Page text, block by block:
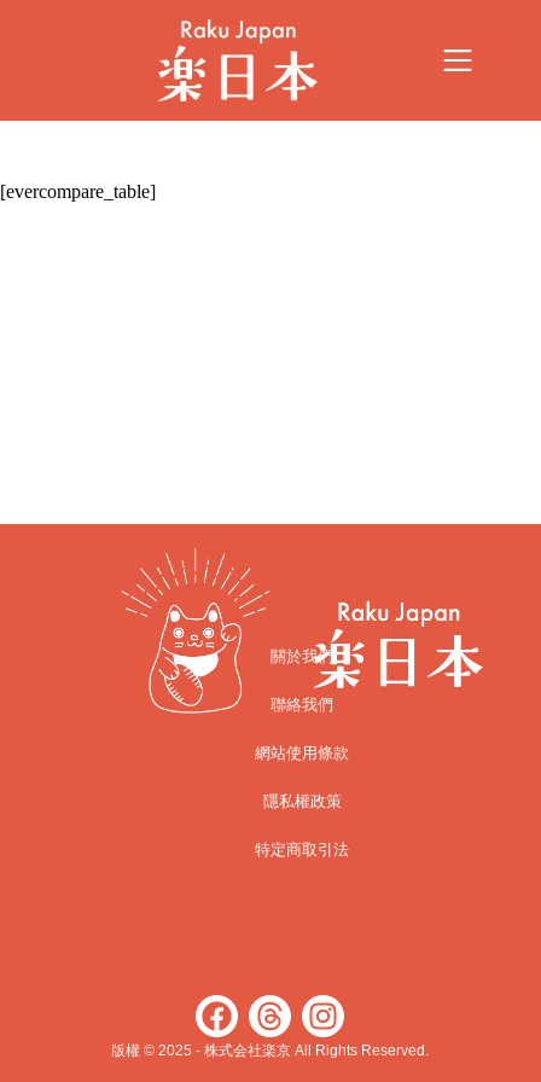
[evercompare_table]
關於我們
聯絡我們
網站使用條款
隱私權政策
特定商取引法
版權 © 2025 - 株式会社楽京 All Rights Reserved.​